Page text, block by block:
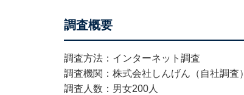
調査概要
調査方法：インターネット調査
調査機関：株式会社しんげん（自社調査）
調査人数：男女200人